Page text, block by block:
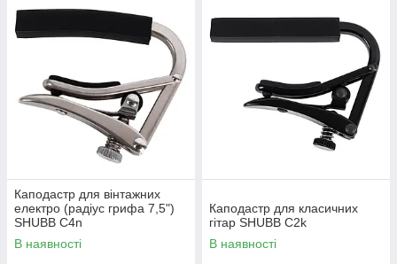
Каподастр для вінтажних
електро (радіус грифа 7,5")
SHUBB C4n
В наявності
Каподастр для класичних
гітар SHUBB C2k
В наявності